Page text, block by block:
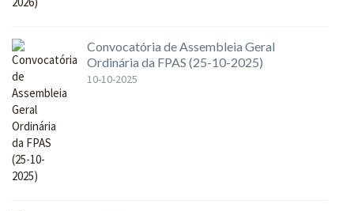
Convocatória de Assembleia Geral
Ordinária da FPAS (25-10-2025)
10-10-2025